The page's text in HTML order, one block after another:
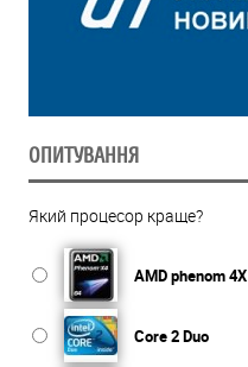
ОПИТУВАННЯ
Який процесор краще?
AMD phenom 4X
Core 2 Duo